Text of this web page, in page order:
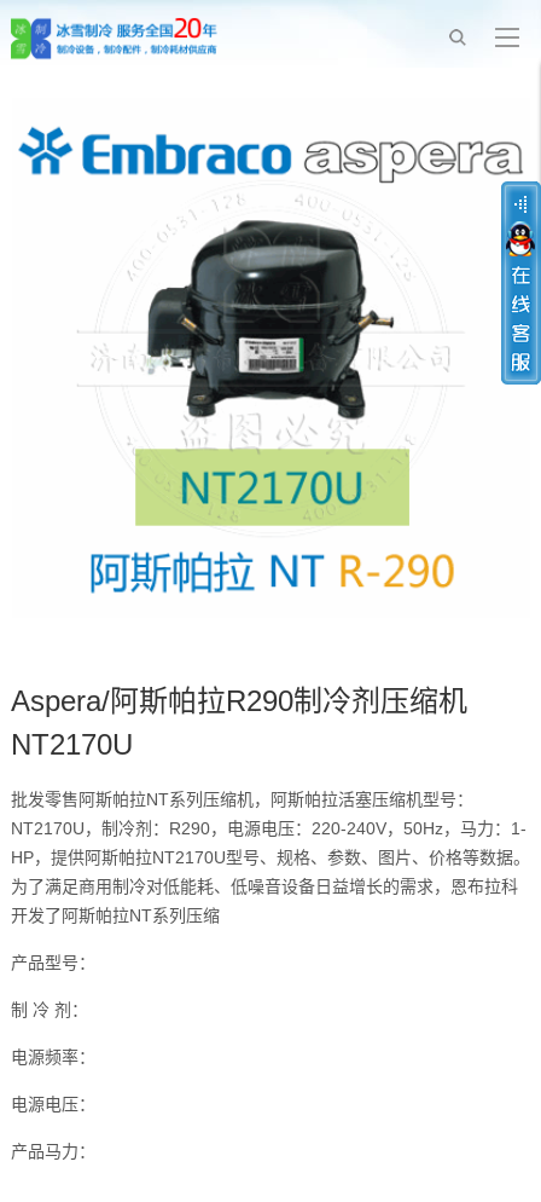
Aspera/阿斯帕拉R290制冷剂压缩机
NT2170U
批发零售阿斯帕拉NT系列压缩机，阿斯帕拉活塞压缩机型号：
NT2170U，制冷剂：R290，电源电压：220-240V，50Hz，马力：1-
HP，提供阿斯帕拉NT2170U型号、规格、参数、图片、价格等数据。
为了满足商用制冷对低能耗、低噪音设备日益增长的需求，恩布拉科
开发了阿斯帕拉NT系列压缩
产品型号：
制 冷 剂：
电源频率：
电源电压：
产品马力：